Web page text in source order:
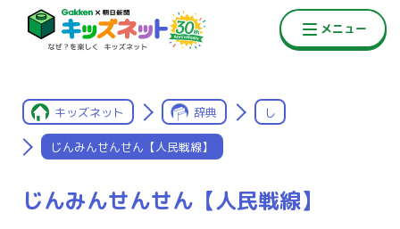
キッズネット 辞典 し
じんみんせんせん【人民戦線】
じんみんせんせん【人民戦線】